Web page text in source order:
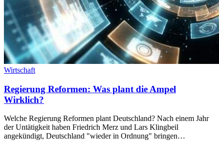
Wirtschaft
Regierung Reformen: Was plant die Ampel
Wirklich?
Welche Regierung Reformen plant Deutschland? Nach einem Jahr
der Untätigkeit haben Friedrich Merz und Lars Klingbeil
angekündigt, Deutschland "wieder in Ordnung" bringen…